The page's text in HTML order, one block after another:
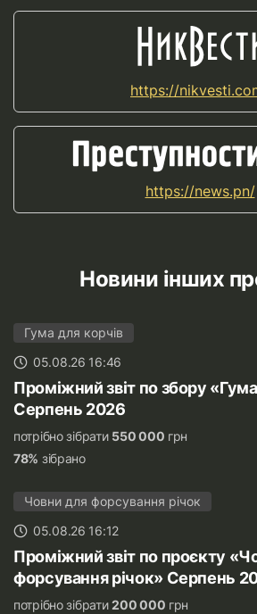
https://
https://news.pn/
Новини інших
Гума для корчів
05.08.26 16:46
Проміжний звіт по збору
Серпень 2026
потрібно зібрати 550 000 грн
78% зібрано
Човни для форсування річок
05.08.26 16:12
Проміжний звіт по проєкту
форсування річок» Серпень
потрібно зібрати200 000 грн